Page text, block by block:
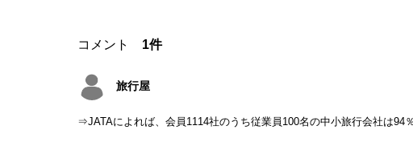
コメント 1件
旅行屋
⇒JATAによれば、会員1114社のうち従業員100名の中小旅行会社は94